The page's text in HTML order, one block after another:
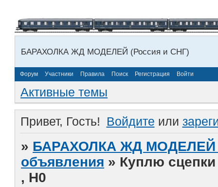
БАРАХОЛКА ЖД МОДЕЛЕЙ (Россия и СНГ)
Форум Участники Правила Поиск Регистрация Войти
Активные темы
Привет, Гость! Войдите или
» БАРАХОЛКА ЖД МОДЕЛЕЙ
объявления » Куплю
, H0